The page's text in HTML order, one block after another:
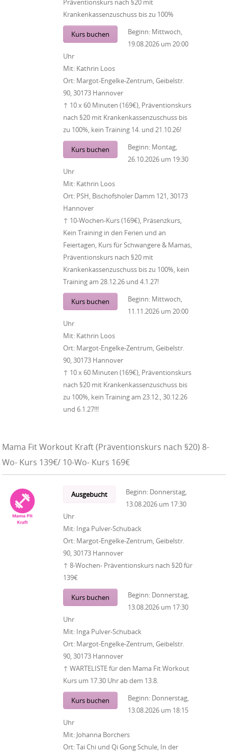
Präventionskurs nach §20 mit
Krankenkassenzuschuss bis zu 100%
Kurs buchen Beginn: Mittwoch,
19.08.2026 um 20:00
Uhr
Mit: Kathrin Loos
Ort: Margot-Engelke-Zentrum, Geibelstr.
90, 30173 Hannover
↑ 10 x 60 Minuten (169€), Präventionskurs
nach §20 mit Krankenkassenzuschuss bis
zu 100%, kein Training 14. und 21.10.26!
Kurs buchen Beginn: Montag,
26.10.2026 um 19:30
Uhr
Mit: Kathrin Loos
Ort: PSH, Bischofsholer Damm 121, 30173
Hannover
↑ 10-Wochen-Kurs (169€), Präsenzkurs,
Kein Training in den Ferien und an
Feiertagen, Kurs für Schwangere & Mamas,
Präventionskurs nach §20 mit
Krankenkassenzuschuss bis zu 100%, kein
Training am 28.12.26 und 4.1.27!
Kurs buchen Beginn: Mittwoch,
11.11.2026 um 20:00
Uhr
Mit: Kathrin Loos
Ort: Margot-Engelke-Zentrum, Geibelstr.
90, 30173 Hannover
↑ 10 x 60 Minuten (169€), Präventionskurs
nach §20 mit Krankenkassenzuschuss bis
zu 100%, kein Training am 23.12., 30.12.26
und 6.1.27!!!
Mama Fit Workout Kraft (Präventionskurs nach §20) 8-
Wo- Kurs 139€/ 10-Wo- Kurs 169€
Ausgebucht Beginn: Donnerstag,
13.08.2026 um 17:30
Uhr
Mit: Inga Pulver-Schuback
Ort: Margot-Engelke-Zentrum, Geibelstr.
90, 30173 Hannover
↑ 8-Wochen- Präventionskurs nach §20 für
139€
Kurs buchen Beginn: Donnerstag,
13.08.2026 um 17:30
Uhr
Mit: Inga Pulver-Schuback
Ort: Margot-Engelke-Zentrum, Geibelstr.
90, 30173 Hannover
↑ WARTELISTE für den Mama Fit Workout
Kurs um 17.30 Uhr ab dem 13.8.
Kurs buchen Beginn: Donnerstag,
13.08.2026 um 18:15
Uhr
Mit: Johanna Borchers
Ort:Tai Chi und Qi Gong Schule, In der